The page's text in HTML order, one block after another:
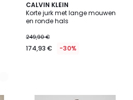
CALVIN KLEIN
Korte jurk met lange mouwen
en ronde hals
249,90 €
174,93 € -30%